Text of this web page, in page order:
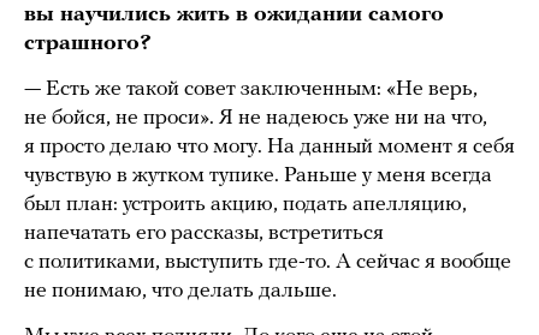
вы научились жить в ожидании самого
страшного?
— Есть же такой совет заключенным: «Не верь,
не бойся, не проси». Я не надеюсь уже ни на что,
я просто делаю что могу. На данный момент я себя
чувствую в жутком тупике. Раньше у меня всегда
был план: устроить акцию, подать апелляцию,
напечатать его рассказы, встретиться
с политиками, выступить где-то. А сейчас я вообще
не понимаю, что делать дальше.